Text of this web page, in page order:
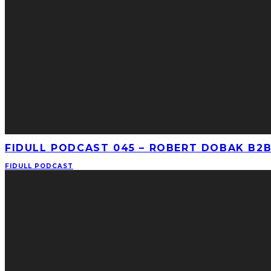
FIDULL PODCAST 045 – ROBERT DOBAK
FIDULL PODCAST